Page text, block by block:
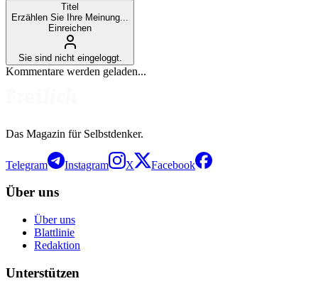
Titel
Erzählen Sie Ihre Meinung...
Einreichen
Sie sind nicht eingeloggt.
Kommentare werden geladen...
Das Magazin für Selbstdenker.
Telegram Instagram X Facebook
Über uns
Über uns
Blattlinie
Redaktion
Unterstützen